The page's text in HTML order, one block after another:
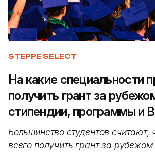
STEPPE SELECT
На какие специальности
получить грант за
стипендии, программы и
Большинство студентов считают,
всего получить грант за